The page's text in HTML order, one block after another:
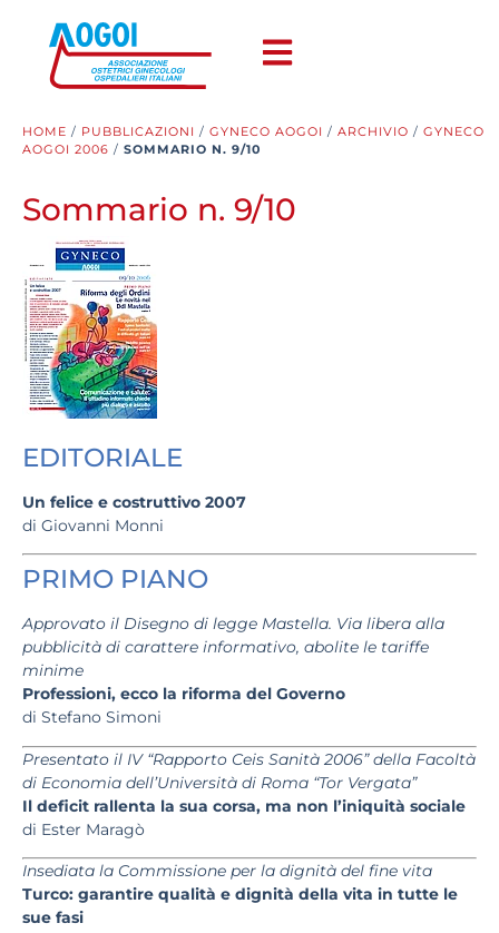
HOME / PUBBLICAZIONI / GYNECO AOGOI / ARCHIVIO / GYNECO
AOGOI 2006 / SOMMARIO N. 9/10
Sommario n. 9/10
EDITORIALE
Un felice e costruttivo 2007
di Giovanni Monni
PRIMO PIANO
Approvato il Disegno di legge Mastella. Via libera alla
pubblicità di carattere informativo, abolite le tariffe
minime
Professioni, ecco la riforma del Governo
di Stefano Simoni
Presentato il IV “Rapporto Ceis Sanità 2006” della Facoltà
di Economia dell’Università di Roma “Tor Vergata”
Il deficit rallenta la sua corsa, ma non l’iniquità sociale
di Ester Maragò
Insediata la Commissione per la dignità del fine vita
Turco: garantire qualità e dignità della vita in tutte le
sue fasi